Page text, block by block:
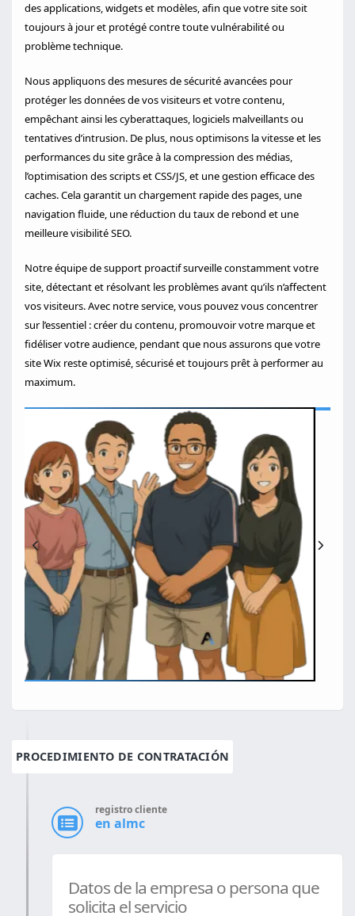
des applications, widgets et modèles, afin que votre site soit
toujours à jour et protégé contre toute vulnérabilité ou
problème technique.
Nous appliquons des mesures de sécurité avancées pour
protéger les données de vos visiteurs et votre contenu,
empêchant ainsi les cyberattaques, logiciels malveillants ou
tentatives d’intrusion. De plus, nous optimisons la vitesse et les
performances du site grâce à la compression des médias,
l’optimisation des scripts et CSS/JS, et une gestion efficace des
caches. Cela garantit un chargement rapide des pages, une
navigation fluide, une réduction du taux de rebond et une
meilleure visibilité SEO.
Notre équipe de support proactif surveille constamment votre
site, détectant et résolvant les problèmes avant qu’ils n’affectent
vos visiteurs. Avec notre service, vous pouvez vous concentrer
sur l’essentiel : créer du contenu, promouvoir votre marque et
fidéliser votre audience, pendant que nous assurons que votre
site Wix reste optimisé, sécurisé et toujours prêt à performer au
maximum.
PROCEDIMIENTO DE CONTRATACIÓN
registro cliente
Datos de la empresa o persona que